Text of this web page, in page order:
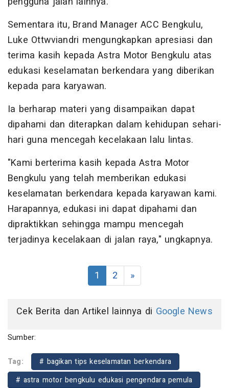
Sementara itu, Brand Manager ACC Bengkulu,
Luke Ottwviandri mengungkapkan apresiasi dan
terima kasih kepada Astra Motor Bengkulu atas
edukasi keselamatan berkendara yang diberikan
kepada para karyawan.
Ia berharap materi yang disampaikan dapat
dipahami dan diterapkan dalam kehidupan sehari-
hari guna mencegah kecelakaan lalu lintas.
"Kami berterima kasih kepada Astra Motor
Bengkulu yang telah memberikan edukasi
keselamatan berkendara kepada karyawan kami.
Harapannya, edukasi ini dapat dipahami dan
dipraktikkan sehingga mampu mencegah
terjadinya kecelakaan di jalan raya," ungkapnya.
1 2 »
Cek Berita dan Artikel lainnya di Google News
Sumber:
Tag:
# bagikan tips keselamatan berkendara
# astra motor bengkulu edukasi pengendara pemula